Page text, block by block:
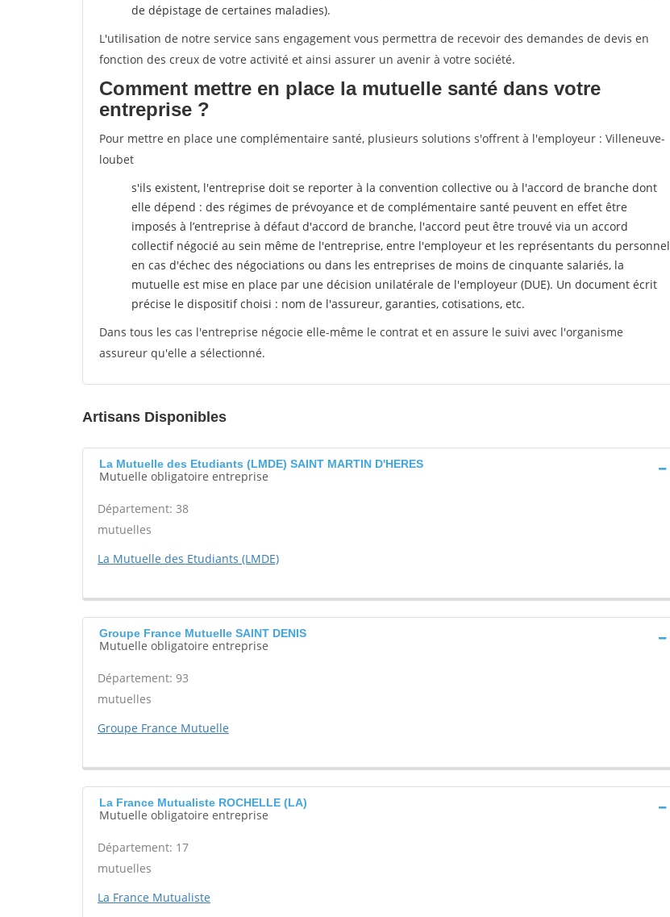
de dépistage de certaines maladies).
L'utilisation de notre service sans engagement vous permettra de recevoir des demandes de devis en
fonction des creux de votre activité et ainsi assurer un avenir à votre société.
Comment mettre en place la mutuelle santé dans votre
entreprise ?
Pour mettre en place une complémentaire santé, plusieurs solutions s'offrent à l'employeur : Villeneuve-
loubet
s'ils existent, l'entreprise doit se reporter à la convention collective ou à l'accord de branche dont
elle dépend : des régimes de prévoyance et de complémentaire santé peuvent en effet être
imposés à l’entreprise à défaut d'accord de branche, l'accord peut être trouvé via un accord
collectif négocié au sein même de l'entreprise, entre l'employeur et les représentants du personnel
en cas d'échec des négociations ou dans les entreprises de moins de cinquante salariés, la
mutuelle est mise en place par une décision unilatérale de l'employeur (DUE). Un document écrit
précise le dispositif choisi : nom de l'assureur, garanties, cotisations, etc.
Dans tous les cas l'entreprise négocie elle-même le contrat et en assure le suivi avec l'organisme
assureur qu'elle a sélectionné.
Artisans Disponibles
La Mutuelle des Etudiants (LMDE) SAINT MARTIN D'HERES
Mutuelle obligatoire entreprise
Département: 38
mutuelles
La Mutuelle des Etudiants (LMDE)
Groupe France Mutuelle SAINT DENIS
Mutuelle obligatoire entreprise
Département: 93
mutuelles
Groupe France Mutuelle
La France Mutualiste ROCHELLE (LA)
Mutuelle obligatoire entreprise
Département: 17
mutuelles
La France Mutualiste